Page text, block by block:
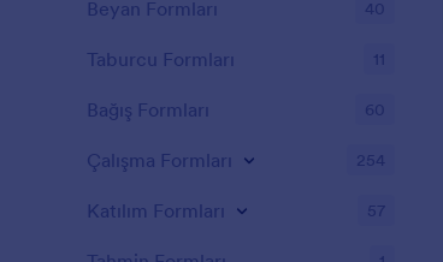
Beyan Formları 40
Taburcu Formları 11
Bağış Formları 60
Çalışma Formları 254
Katılım Formları 57